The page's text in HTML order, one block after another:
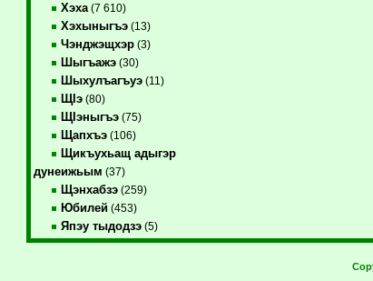
Хэха(7 610)
Хэхыныгъэ(13)
Чэнджэщхэр(3)
Шыгъажэ(30)
Шыхулъагъуэ(11)
ЩIэ(80)
ЩIэныгъэ(75)
Щапхъэ(106)
Щикъухьащ адыгэр
дунеижьым (37)
Щэнхабзэ(259)
Юбилей(453)
Япэу тыдодзэ(5)